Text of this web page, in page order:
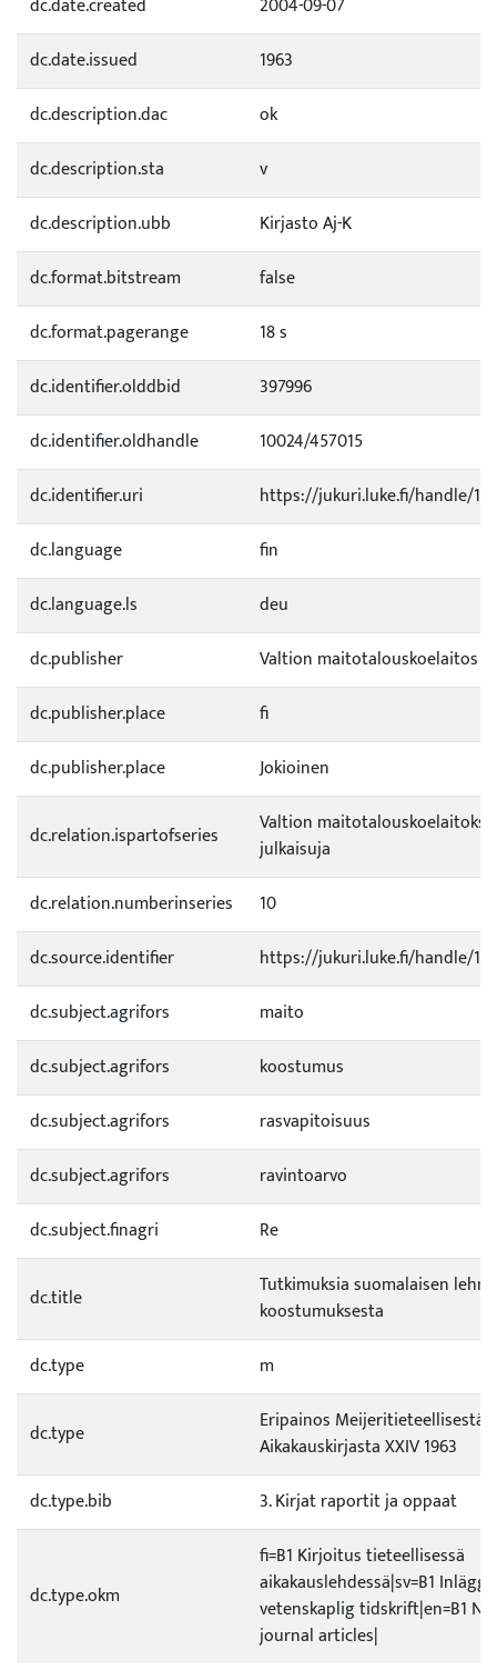
dc.date.created
2004-09-07
dc.date.issued
1963
dc.description.dac
ok
dc.description.sta
v
dc.description.ubb
Kirjasto Aj-K
dc.format.bitstream
false
dc.format.pagerange
18 s
dc.identifier.olddbid
397996
dc.identifier.oldhandle
10024/457015
dc.identifier.uri
https://jukuri.luke.fi/handle/
dc.language
fin
dc.language.ls
deu
dc.publisher
Valtion maitotalouskoelaitos
dc.publisher.place
fi
dc.publisher.place
Jokioinen
dc.relation.ispartofseries
Valtion
julkaisuja
dc.relation.numberinseries
10
dc.source.identifier
https://jukuri.luke.fi/handle/
dc.subject.agrifors
maito
dc.subject.agrifors
koostumus
dc.subject.agrifors
rasvapitoisuus
dc.subject.agrifors
ravintoarvo
dc.subject.finagri
Re
dc.title
Tutkimuksia suomalaisen
koostumuksesta
dc.type
m
dc.type
Eripainos Meijeritieteellisestä
Aikakauskirjasta XXIV 1963
dc.type.bib
3. Kirjat raportit ja oppaat
dc.type.okm
fi=B1 Kirjoitus tieteellisessä
aikakauslehdessä|sv=B1 Inlägg
vetenskaplig tidskrift|en=B1
journal articles|